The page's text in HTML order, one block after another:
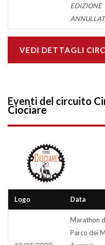
EDIZIONE
VEDI DETTAGLI
Eventi del circuito
Ciociare
Logo Data
Marathon
Parco dei